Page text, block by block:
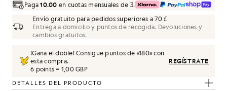
Paga10.00 en cuotas mensuales de 3.
Envío gratuito para pedidos superiores a 70 £
Entrega a domicilio y puntos de recogida. Devoluciones y
cambios gratuitos.
¡Gana el doble! Consigue puntos de «180» con
esta compra.
6 points = 1,00 GBP
REGÍSTRATE
DETALLES DEL PRODUCTO